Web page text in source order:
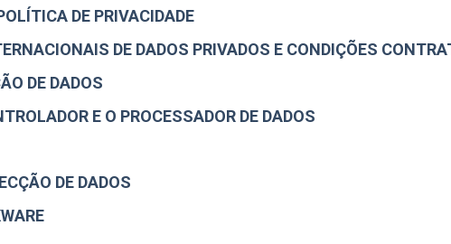
DE PRIVACIDADE
DE DADOS PRIVADOS E CONDIÇÕES
DE DADOS
E O PROCESSADOR DE DADOS
DE DADOS